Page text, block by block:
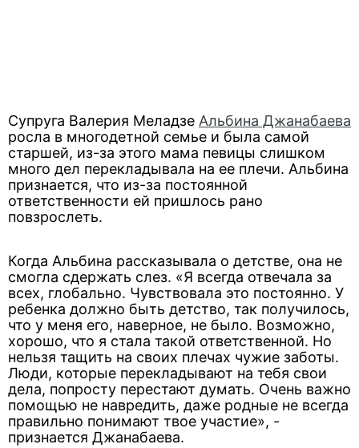
Супруга Валерия Меладзе Альбина Джанабаева
росла в многодетной семье и была самой
старшей, из-за этого мама певицы слишком
много дел перекладывала на ее плечи. Альбина
признается, что из-за постоянной
ответственности ей пришлось рано
повзрослеть.
Когда Альбина рассказывала о детстве, она не
смогла сдержать слез. «Я всегда отвечала за
всех, глобально. Чувствовала это постоянно. У
ребенка должно быть детство, так получилось,
что у меня его, наверное, не было. Возможно,
хорошо, что я стала такой ответственной. Но
нельзя тащить на своих плечах чужие заботы.
Люди, которые перекладывают на тебя свои
дела, попросту перестают думать. Очень важно
помощью не навредить, даже родные не всегда
правильно понимают твое участие», -
признается Джанабаева.